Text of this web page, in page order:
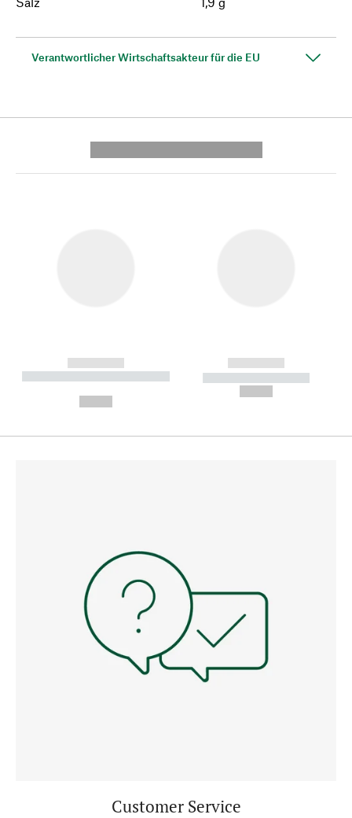
Verantwortlicher Wirtschaftsakteur für die EU
------------
----------- ----------- --------
------------
----------- -----------
Customer Service